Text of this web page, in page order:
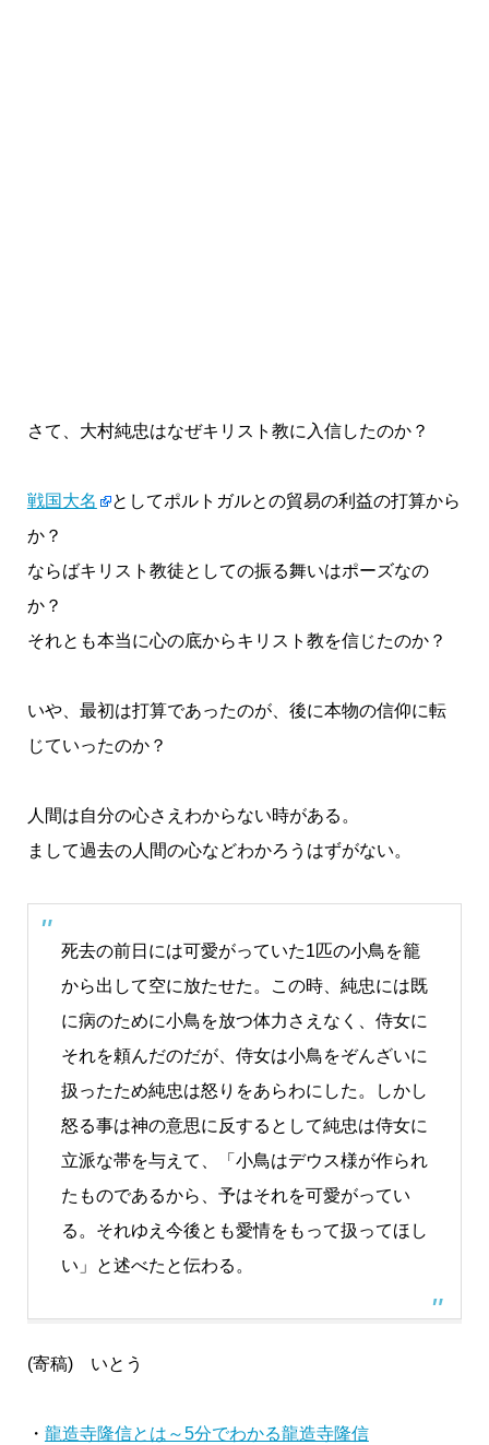
さて、大村純忠はなぜキリスト教に入信したのか？
戦国大名
としてポルトガルとの貿易の利益の打算から
か？
ならばキリスト教徒としての振る舞いはポーズなの
か？
それとも本当に心の底からキリスト教を信じたのか？
いや、最初は打算であったのが、後に本物の信仰に転
じていったのか？
人間は自分の心さえわからない時がある。
まして過去の人間の心などわかろうはずがない。
死去の前日には可愛がっていた1匹の小鳥を籠
から出して空に放たせた。この時、純忠には既
に病のために小鳥を放つ体力さえなく、侍女に
それを頼んだのだが、侍女は小鳥をぞんざいに
扱ったため純忠は怒りをあらわにした。しかし
怒る事は神の意思に反するとして純忠は侍女に
立派な帯を与えて、「小鳥はデウス様が作られ
たものであるから、予はそれを可愛がってい
る。それゆえ今後とも愛情をもって扱ってほし
い」と述べたと伝わる。
(寄稿) いとう
・ 龍造寺隆信とは～5分でわかる龍造寺隆信